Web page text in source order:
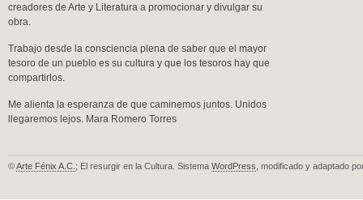
creadores de Arte y Literatura a promocionar y divulgar su
obra.
Trabajo desde la consciencia plena de saber que el mayor
tesoro de un pueblo es su cultura y que los tesoros hay que
compartirlos.
Me alienta la esperanza de que caminemos juntos. Unidos
llegaremos lejos. Mara Romero Torres
©Arte Fénix A.C. ; El resurgir en la Cultura. Sistema WordPress , modificado y adaptado